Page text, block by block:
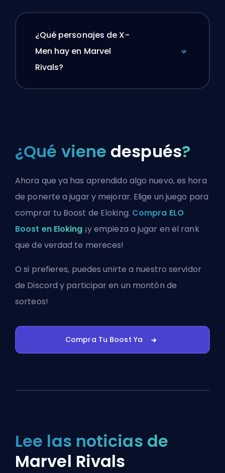
¿Qué personajes de X-
Men hay en Marvel
Rivals?
¿Qué viene después?
Ahora que ya has aprendido algo nuevo, es hora
de ponerte a jugar y mejorar. Elige un juego para
comprar tu Boost de Eloking. Compra ELO
Boost en Eloking ¡y empieza a jugar en el rank
que de verdad te mereces!
O si prefieres, puedesunirte a nuestro servidor
de Discord y participar en un montón de
sorteos!
Compra Tu Boost Ya
Lee las noticias de
Marvel Rivals